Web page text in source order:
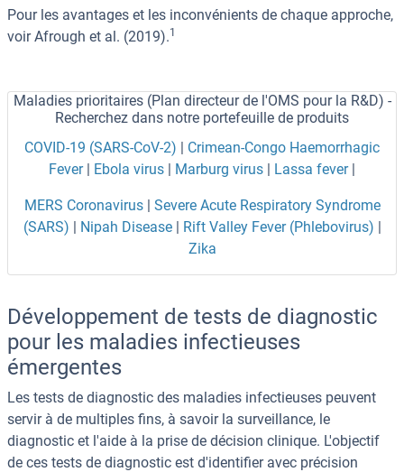
Pour les avantages et les inconvénients de chaque approche,
voir Afrough et al. (2019).1
Maladies prioritaires (Plan directeur de l'OMS pour la R&D) -
Recherchez dans notre portefeuille de produits
COVID-19 (SARS-CoV-2) | Crimean-Congo Haemorrhagic
Fever| Ebola virus | Marburg virus | Lassa fever|
MERS Coronavirus | Severe Acute Respiratory Syndrome
(SARS) | Nipah Disease| Rift Valley Fever (Phlebovirus) |
Zika
Développement de tests de diagnostic
pour les maladies infectieuses
émergentes
Les tests de diagnostic des maladies infectieuses peuvent
servir à de multiples fins, à savoir la surveillance, le
diagnostic et l'aide à la prise de décision clinique. L'objectif
de ces tests de diagnostic est d'identifier avec précision